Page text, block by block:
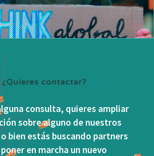
¿Quieres contactar?
consulta, quieres ampliar
sobre alguno de nuestros
bien estás buscando partners
en marcha un nuevo